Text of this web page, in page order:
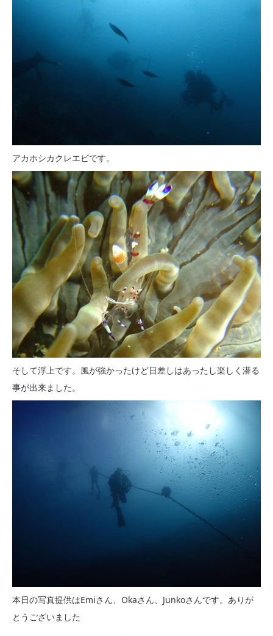
アカホシカクレエビです。
そして浮上です。風が強かったけど日差しはあったし楽しく潜る
事が出来ました。
本日の写真提供はEmiさん、Okaさん、Junkoさんです。ありが
とうございました